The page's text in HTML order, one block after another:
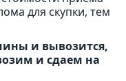
для скупки, тем
и вывозится,
и сдаем на